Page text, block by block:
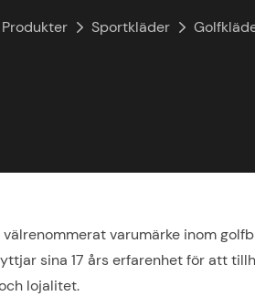
Produkter Sportkläder
varumärke inom
sina 17 års erfarenhet för att
lojalitet.